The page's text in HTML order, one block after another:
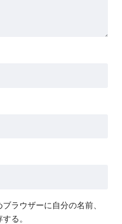
ラウザーに自分の名前、
る。